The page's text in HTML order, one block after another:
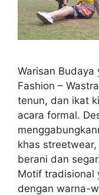
Warisan Budaya
Fashion –
tenun, dan ikat
acara formal.
khas
berani dan
Motif tradisional
dengan warna-